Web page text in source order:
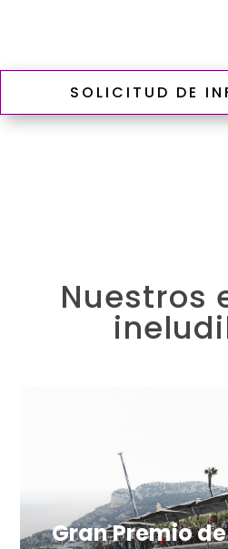
SOLICITUD DE
Nuestros
Gran Premio